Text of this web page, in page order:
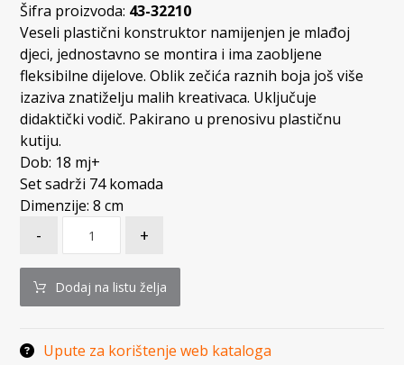
Šifra proizvoda: 43-32210
Veseli plastični konstruktor namijenjen je mlađoj
djeci, jednostavno se montira i ima zaobljene
fleksibilne dijelove. Oblik zečića raznih boja još više
izaziva znatiželju malih kreativaca. Uključuje
didaktički vodič. Pakirano u prenosivu plastičnu
kutiju.
Dob: 18 mj+
Set sadrži 74 komada
Dimenzije: 8 cm
- +
Dodaj na listu želja
Upute za korištenje web kataloga